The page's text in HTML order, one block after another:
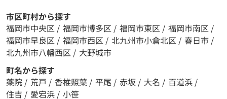
市区町村から探す
福岡市中央区 / 福岡市博多区 / 福岡市東区 / 福岡市南区 /
福岡市早良区 / 福岡市西区 / 北九州市小倉北区 / 春日市 /
北九州市八幡西区 / 大野城市
町名から探す
薬院 / 荒戸 / 香椎照葉 / 平尾 / 赤坂 / 大名 / 百道浜 /
住吉 / 愛宕浜 / 小笹